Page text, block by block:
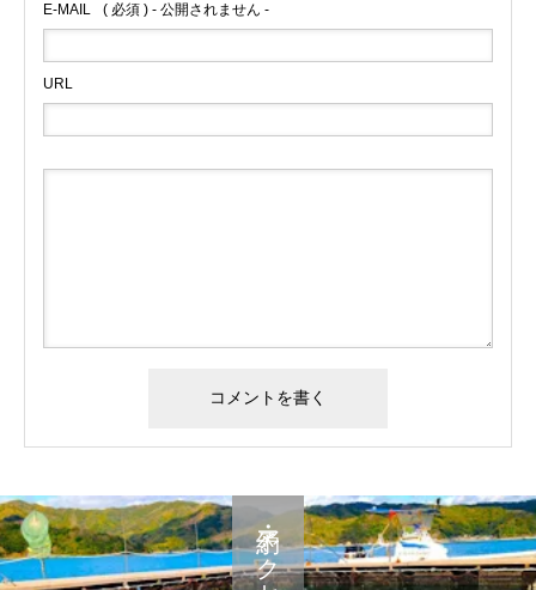
E-MAIL ( 必須 ) - 公開されません -
URL